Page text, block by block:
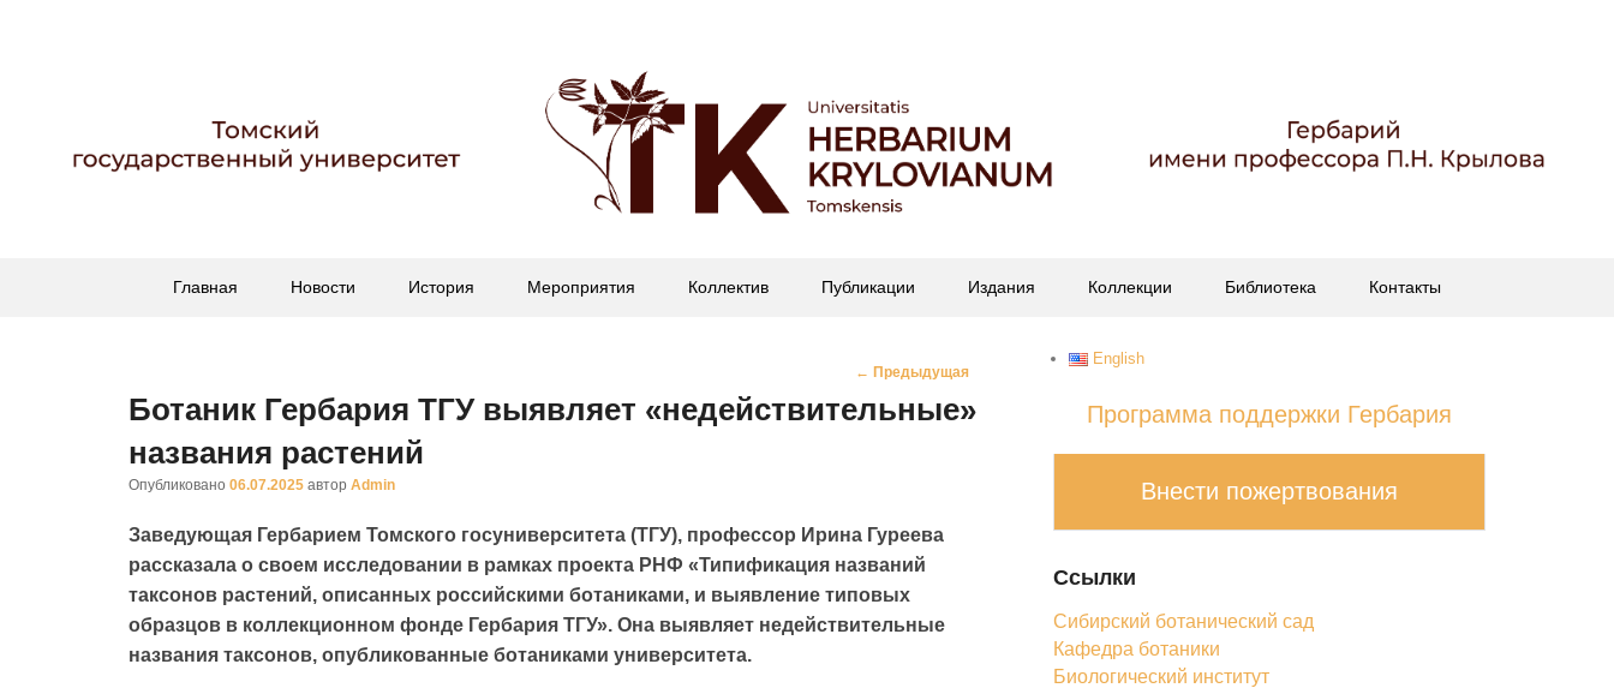
Главная Новости История Мероприятия Коллектив Публикации Издания Коллекции Библиотека Контакты
Навигация
по
← Предыдущая
Ботаник Гербария ТГУ выявляет «недействительные»
названия растений
Опубликовано 06.07.2025 автор Admin
Заведующая Гербарием Томского госуниверситета (ТГУ), профессор Ирина Гуреева
рассказала о своем исследовании в рамках проекта РНФ «Типификация названий
таксонов растений, описанных российскими ботаниками, и выявление типовых
образцов в коллекционном фонде Гербария ТГУ». Она выявляет недействительные
названия таксонов, опубликованные ботаниками университета.
English
Программа поддержки Гербария
Внести пожертвования
Ссылки
Сибирский ботанический сад
Кафедра ботаники
Биологический институт